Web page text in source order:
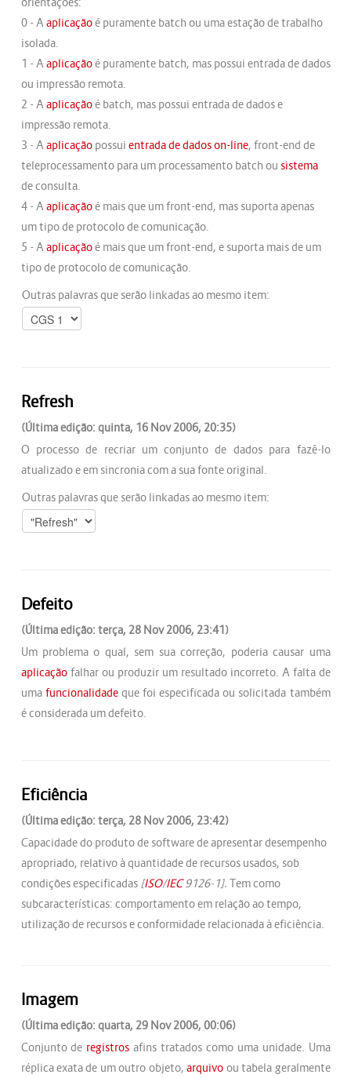
0 - Aaplicaçãoé puramente batch ou uma estação de trabalho
isolada.
1 - Aaplicaçãoé puramente batch, mas possui entrada de dados
ou impressão remota.
2 - Aaplicaçãoé batch, mas possui entrada de dados e
impressão remota.
3 - Aaplicaçãopossui entrada de dados on-line, front-end de
teleprocessamento para um processamento batch ou sistema
de consulta.
4 - Aaplicaçãoé mais que um front-end, mas suporta apenas
um tipo de protocolo de comunicação.
5 - Aaplicaçãoé mais que um front-end, e suporta mais de um
tipo de protocolo de comunicação.
Outras palavras que serão linkadas ao mesmo item:
Refresh
(Última edição: quinta, 16 Nov 2006, 20:35)
O processo de recriar um conjunto de dados para fazê-lo
atualizado e em sincronia com a sua fonte original.
Outras palavras que serão linkadas ao mesmo item:
Defeito
(Última edição: terça, 28 Nov 2006, 23:41)
Um problema o qual, sem sua correção, poderia causar uma
aplicaçãofalhar ou produzir um resultado incorreto. A falta de
uma funcionalidadeque foi especificada ou solicitada também
é considerada um defeito.
Eficiência
(Última edição: terça, 28 Nov 2006, 23:42)
Capacidade do produto de software de apresentar desempenho
apropriado, relativo à quantidade de recursos usados, sob
condições especificadas[ISO/IEC9126-1]. Tem como
subcaracterísticas: comportamento em relação ao tempo,
utilização de recursos e conformidade relacionada à eficiência.
Imagem
(Última edição: quarta, 29 Nov 2006, 00:06)
Conjunto de registros afins tratados como uma unidade. Uma
réplica exata de um outro objeto,arquivo ou tabela geralmente